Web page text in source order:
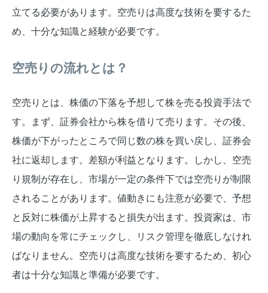
立てる必要があります。空売りは高度な技術を要するた
め、十分な知識と経験が必要です。
空売りの流れとは？
空売りとは、株価の下落を予想して株を売る投資手法で
す。まず、証券会社から株を借りて売ります。その後、
株価が下がったところで同じ数の株を買い戻し、証券会
社に返却します。差額が利益となります。しかし、空売
り規制が存在し、市場が一定の条件下では空売りが制限
されることがあります。値動きにも注意が必要で、予想
と反対に株価が上昇すると損失が出ます。投資家は、市
場の動向を常にチェックし、リスク管理を徹底しなけれ
ばなりません。空売りは高度な技術を要するため、初心
者は十分な知識と準備が必要です。